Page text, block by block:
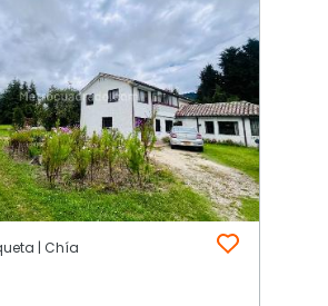
| Chía